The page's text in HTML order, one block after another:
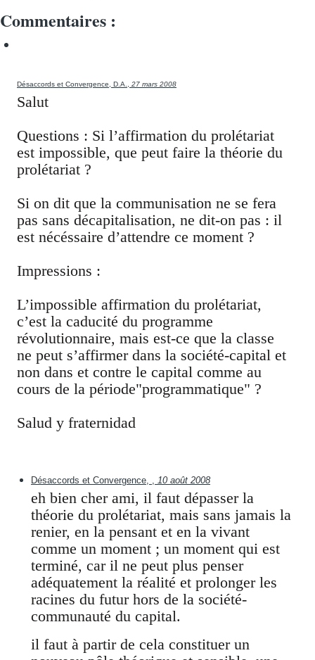
Commentaires :
Désaccords et Convergence, D.A., 27 mars 2008
Salut
Questions : Si l’affirmation du prolétariat
est impossible, que peut faire la théorie du
prolétariat ?
Si on dit que la communisation ne se fera
pas sans décapitalisation, ne dit-on pas : il
est nécéssaire d’attendre ce moment ?
Impressions :
L’impossible affirmation du prolétariat,
c’est la caducité du programme
révolutionnaire, mais est-ce que la classe
ne peut s’affirmer dans la société-capital et
non dans et contre le capital comme au
cours de la période"programmatique" ?
Salud y fraternidad
Désaccords et Convergence, , 10 août 2008
eh bien cher ami, il faut dépasser la
théorie du prolétariat, mais sans jamais la
renier, en la pensant et en la vivant
comme un moment ; un moment qui est
terminé, car il ne peut plus penser
adéquatement la réalité et prolonger les
racines du futur hors de la société-
communauté du capital.
il faut à partir de cela constituer un